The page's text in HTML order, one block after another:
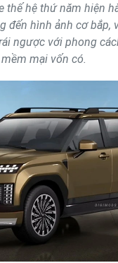
thế hệ thứ năm hiện
đến hình ảnh cơ bắp,
ngược với phong
mềm mại vốn có.